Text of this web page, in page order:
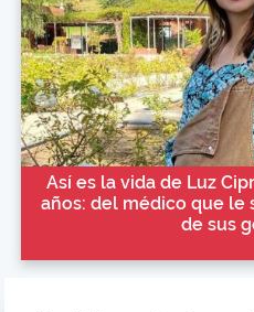
Así es la vida de Luz
años: del médico que le
de sus